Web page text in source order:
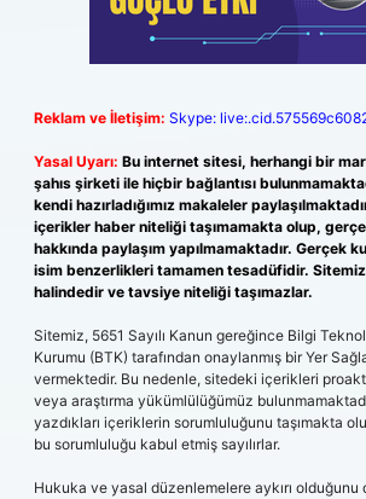
Reklam ve İletişim: Skype:
Yasal Uyarı: Bu internet sitesi, herhangi bir
şahıs şirketi ile hiçbir bağlantısı
kendi hazırladığımız makaleler
içerikler haber niteliği taşımamakta olup,
hakkında paylaşım yapılmamaktadır. Gerçek
isim benzerlikleri tamamen tesadüfidir.
halindedir ve tavsiye niteliği taşımazlar.
Sitemiz, 5651 Sayılı Kanun gereğince Bilgi
Kurumu (BTK) tarafından onaylanmış bir Yer
vermektedir. Bu nedenle, sitedeki içerikleri
veya araştırma yükümlülüğümüz
yazdıkları içeriklerin sorumluluğunu taşımakta
bu sorumluluğu kabul etmiş sayılırlar.
Hukuka ve yasal düzenlemelere aykırı olduğunu